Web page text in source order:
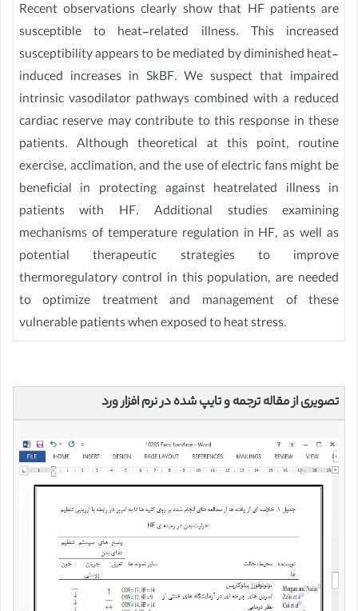
Recent observations clearly show that HF patients are
susceptible to heat-related illness. This increased
susceptibility appears to be mediated by diminished heat-
induced increases in SkBF. We suspect that impaired
intrinsic vasodilator pathways combined with a reduced
cardiac reserve may contribute to this response in these
patients. Although theoretical at this point, routine
exercise, acclimation, and the use of electric fans might be
beneficial in protecting against heatrelated illness in
patients with HF. Additional studies examining
mechanisms of temperature regulation in HF, as well as
potential therapeutic strategies to improve
thermoregulatory control in this population, are needed
to optimize treatment and management of these
vulnerable patients when exposed to heat stress.
تصویری از مقاله ترجمه و تایپ شده در نرم افزار ورد